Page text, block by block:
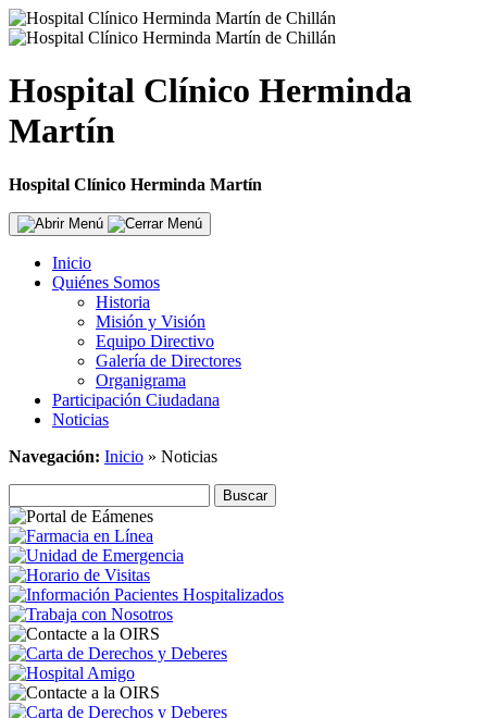
Hospital Clínico Herminda
Martín
Hospital Clínico Herminda Martín
Inicio
Quiénes Somos
Historia
Misión y Visión
Equipo Directivo
Galería de Directores
Organigrama
Participación Ciudadana
Noticias
Navegación: Inicio » Noticias